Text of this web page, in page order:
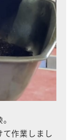
て作業しまし